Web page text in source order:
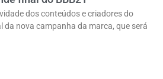
dos conteúdos e criadores do
da nova campanha da marca, que será